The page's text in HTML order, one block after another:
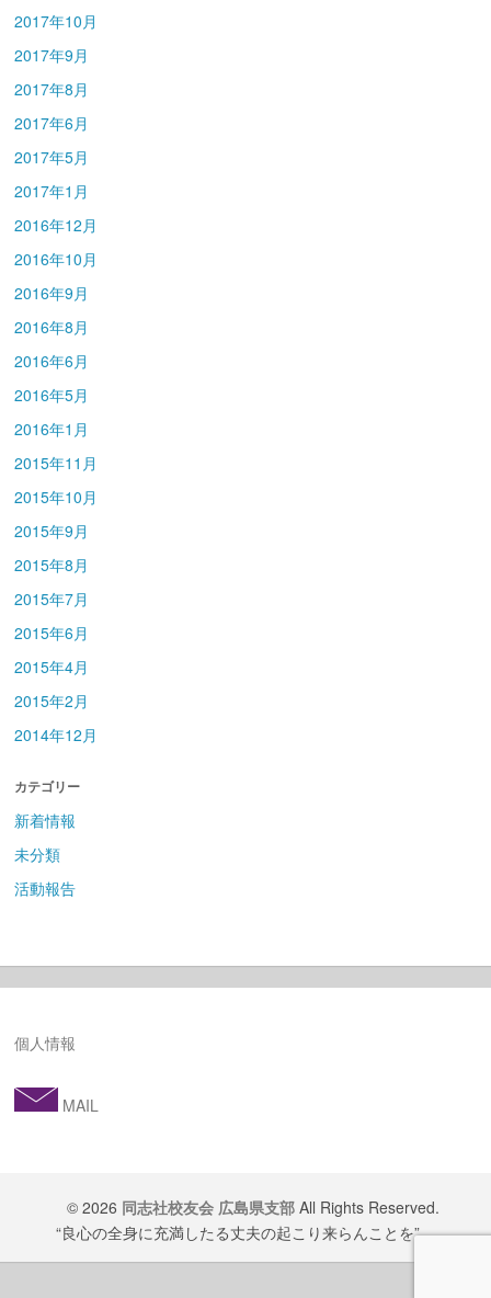
2017年10月
2017年9月
2017年8月
2017年6月
2017年5月
2017年1月
2016年12月
2016年10月
2016年9月
2016年8月
2016年6月
2016年5月
2016年1月
2015年11月
2015年10月
2015年9月
2015年8月
2015年7月
2015年6月
2015年4月
2015年2月
2014年12月
カテゴリー
新着情報
未分類
活動報告
個人情報
MAIL
© 2026 同志社校友会 広島県支部All Rights Reserved.
“良心の全身に充満したる丈夫の起こり来らんことを”